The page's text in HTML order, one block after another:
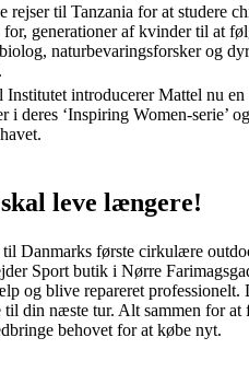
rejser til Tanzania for at studere
generationer af kvinder til at
naturbevaringsforsker og
Institutet introducerer Mattel nu
i deres ‘Inspiring Women-serie’
leve længere!
til Danmarks første cirkulære
Sport butik i Nørre
og blive repareret professionelt.
din næste tur. Alt sammen for
behovet for at købe nyt.